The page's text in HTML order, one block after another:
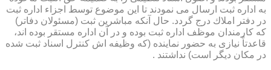
به اداره ثبت ارسال می نمودند تا این موضوع توسط اجزاء اداره ثبت
در دفتر املاك درج گردد. حال آنكه مباشرین ثبت (مسئولان دفاتر)
كه كارمندان موظف اداره ثبت بوده و در آن اداره مستقر بوده اند،
قاعدتاً نیازی به حضور نماینده (كه وظیفه اش كنترل اسناد ثبت شده
در مكان دیگر است) نداشتند .